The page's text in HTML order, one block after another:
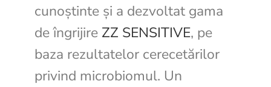
cunoștinte și a dezvoltat gama
de îngrijire ZZ SENSITIVE, pe
baza rezultatelor cerecetărilor
privind microbiomul. Un